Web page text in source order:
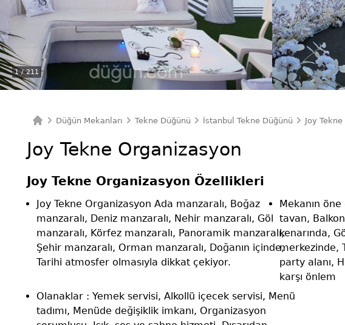
1/ 211
Düğün Mekanları Tekne Düğünü İstanbul Tekne Düğünü Joy
Joy Tekne Organizasyon
Joy Tekne Organizasyon Özellikleri
Joy Tekne Organizasyon Ada manzaralı, Boğaz
manzaralı, Deniz manzaralı, Nehir manzaralı, Göl
manzaralı, Körfez manzaralı, Panoramik manzaralı,
Şehir manzaralı, Orman manzaralı, Doğanın içinde,
Tarihi atmosfer olmasıyla dikkat çekiyor.
Mekanın öne
tavan,
kenarında,
merkezinde,
party alanı,
karşı önlem
Olanaklar : Yemek servisi, Alkollü içecek servisi, Menü
tadımı, Menüde değişiklik imkanı, Organizasyon